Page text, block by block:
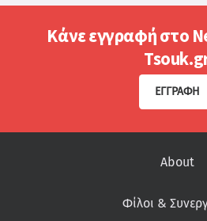
Κάνε εγγραφή στο
ΕΓΓΡΑΦΉ
About
Φίλοι &